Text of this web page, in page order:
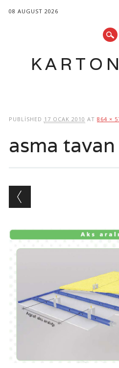
08 AUGUST 2026
PUBLISHED 17 OCAK 2010 AT 864 ×
asma tavan